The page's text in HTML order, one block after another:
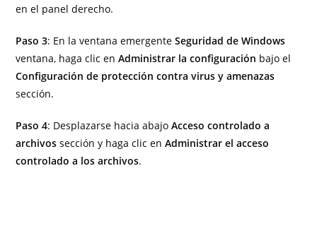
en el panel derecho.
Paso 3: En la ventana emergenteSeguridad de Windows
ventana, haga clic enAdministrar la configuración bajo el
Configuración de protección contra virus y amenazas
sección.
Paso 4: Desplazarse hacia abajoAcceso controlado a
archivos sección y haga clic enAdministrar el acceso
controlado a los archivos.